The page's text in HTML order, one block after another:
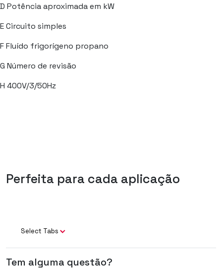
D Potência aproximada em kW
ECircuito simples
FFluído frigorígeno propano
G Número de revisão
H 400V/3/50Hz
Perfeita para cada aplicação
Select Tabs
Tem alguma questão?